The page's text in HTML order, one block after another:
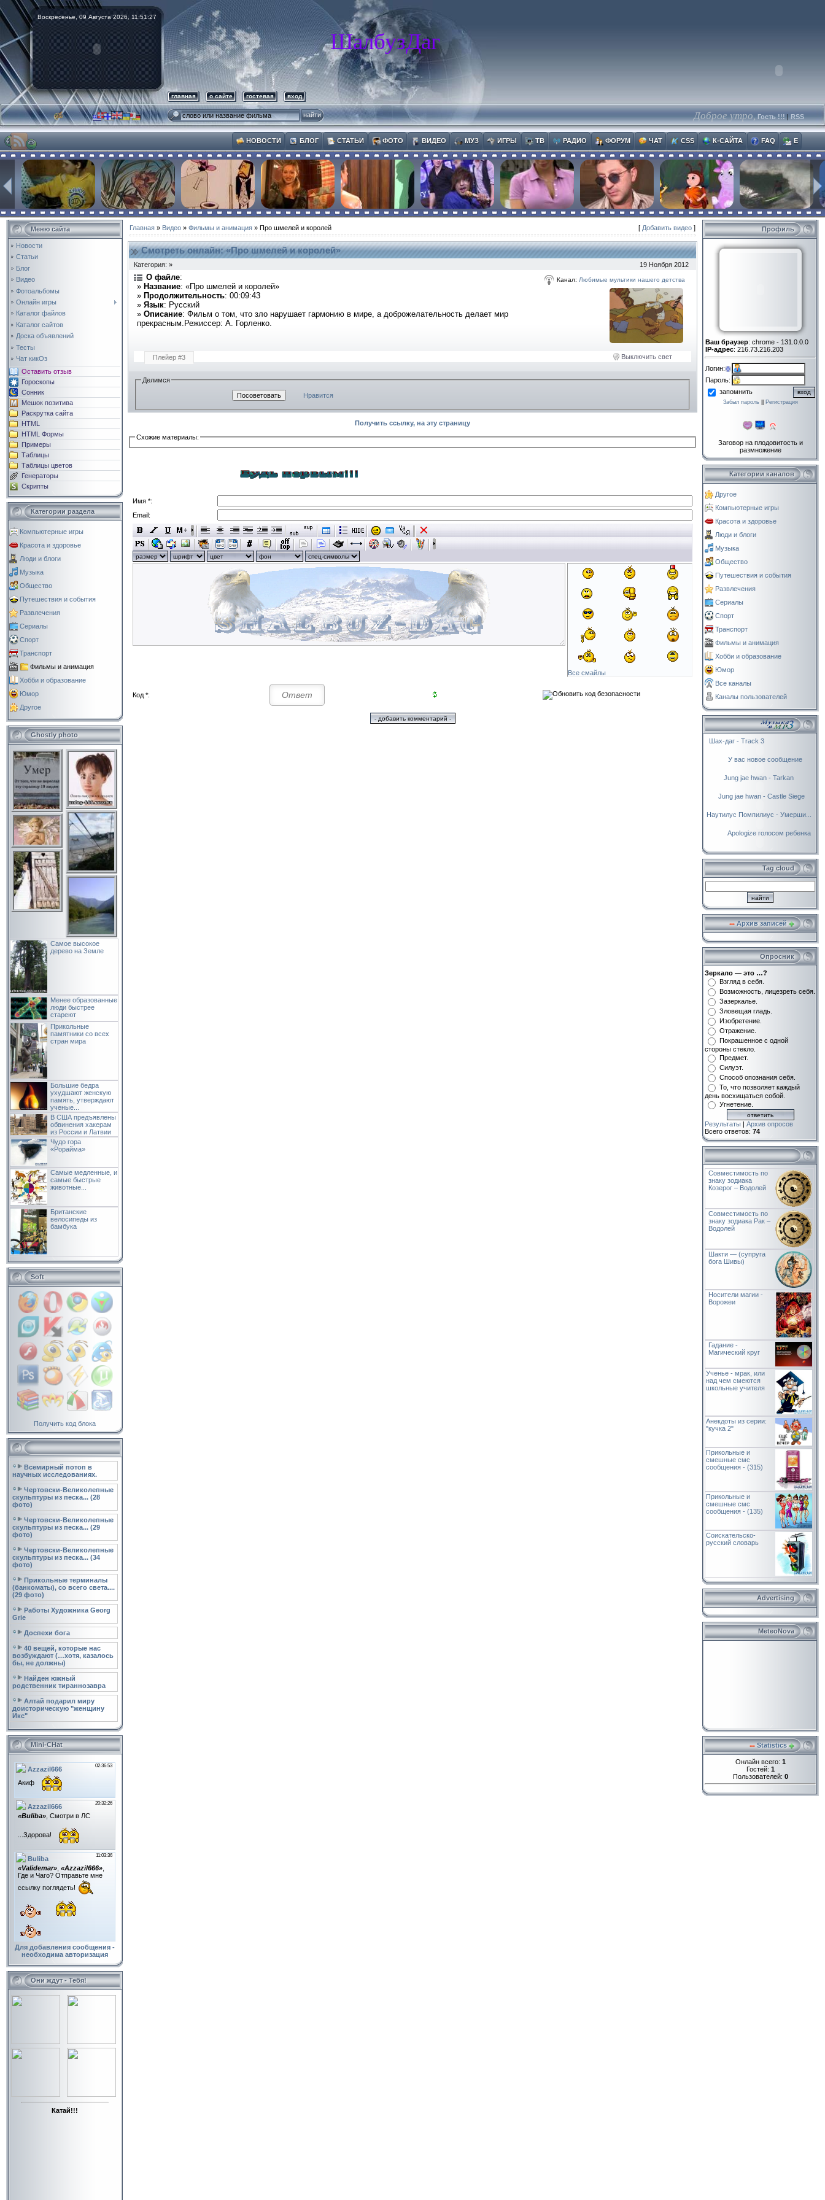
Воскресенье, 09 Августа 2026, 11:51:28
ШалбузДаг
главная о сайте гостевая вход
Доброе утро, Гость !!! | RSS
НОВОСТИ БЛОГ СТАТЬИ ФОТО ВИДЕО МУЗ ИГРЫ ТВ РАДИО ФОРУМ ЧАТ CSS К-САЙТА FAQ E
Меню сайта
Новости
Статьи
Блог
Видео
Фотоальбомы
Онлайн игры
Каталог файлов
Каталог сайтов
Доска объявлений
Тесты
Чат кикОз
Оставить отзыв
Гороскопы
Сонник
Мешок позитива
Раскрутка сайта
HTML
HTML Формы
Примеры
Таблицы
Таблицы цветов
Генераторы
Скрипты
Категории раздела
Компьютерные игры
Красота и здоровье
Люди и блоги
Музыка
Общество
Путешествия и события
Развлечения
Сериалы
Спорт
Транспорт
Фильмы и анимация
Хобби и образование
Юмор
Другое
Ghostly photo
Самое высокое
дерево на Земле
Менее образованные
люди быстрее
стареют
Прикольные
памятники со всех
стран мира
Большие бедра
ухудшают женскую
память, утверждают
ученые...
В США предъявлены
обвинения хакерам
из России и Латвии
Чудо гора
«Рорайма»
Самые медленные, и
самые быстрые
животные...
Британские
велосипеды из
бамбука
Soft
Получить код блока
Всемирный потоп в
научных исследованиях.
Чертовски-Великолепные
скульптуры из песка... (28
фото)
Чертовски-Великолепные
скульптуры из песка... (29
фото)
Чертовски-Великолепные
скульптуры из песка... (34
фото)
Прикольные терминалы
(банкоматы), со всего света....
(29 фото)
Работы Художника Georg
Grie
Доспехи бога
40 вещей, которые нас
возбуждают (…хотя, казалось
бы, не должны)
Найден южный
родственник тираннозавра
Алтай подарил миру
доисторическую "женщину
Икс"
Mini-CHat
Для добавления сообщения -
необходима авторизация
Они ждут - Тебя!
Катай!!!
[ Добавить видео ]
Главная » Видео » Фильмы и анимация » Про шмелей и королей
Смотреть онлайн: «Про шмелей и королей»
19 Ноября 2012
Категория: »
Канал: Любимые мультики нашего детства
О файле:
» Название: «Про шмелей и королей»
» Продолжительность: 00:09:43
» Язык: Русский
» Описание: Фильм о том, что зло нарушает гармонию в мире, а доброжелательность делает мир
прекрасным.Режиссер: А. Горленко.
Плейер #3 Выключить свет
Делимся
Нравится
Получить ссылку, на эту страницу
Схожие материалы:
Имя *:
Email:
Все смайлы
Код *:
Профиль
Ваш браузер: chrome - 131.0.0.0
IP-адрес: 216.73.216.203
Логин:
Пароль:
запомнить
Забыл пароль|| Регистрация
Заговор на плодовитость и
размножение
Категории каналов
Другое
Компьютерные игры
Красота и здоровье
Люди и блоги
Музыка
Общество
Путешествия и события
Развлечения
Сериалы
Спорт
Транспорт
Фильмы и анимация
Хобби и образование
Юмор
Все каналы
Каналы пользователей
Шах-даг - Track 3
У вас новое сообщение
Jung jae hwan - Tarkan
Jung jae hwan - Castle Siege
Наутилус Помпилиус - Умерши...
Apologize голосом ребенка
Tag cloud
Архив записей
Опросник
Зеркало — это …?
Взгляд в себя.
Возможность, лицезреть себя.
Зазеркалье.
Зловещая гладь.
Изобретение.
Отражение.
Покрашенное с одной
стороны стекло.
Предмет.
Силуэт.
Способ опознания себя.
То, что позволяет каждый
день восхищаться собой.
Угнетение.
Результаты | Архив опросов
Всего ответов: 74
Совместимость по
знаку зодиака
Козерог – Водолей
Совместимость по
знаку зодиака Рак –
Водолей
Шакти — (супруга
бога Шивы)
Носители магии -
Ворожеи
Гадание -
Магический круг
Ученье - мрак, или
над чем смеются
школьные учителя
Анекдоты из серии:
"кучка 2"
Прикольные и
смешные смс
сообщения - (315)
Прикольные и
смешные смс
сообщения - (135)
Соискательско-
русский словарь
Advertising
MeteoNova
Statistics
Онлайн всего: 1
Гостей: 1
Пользователей: 0